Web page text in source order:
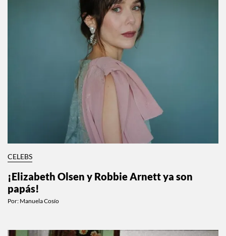
CELEBS
¡Elizabeth Olsen y Robbie Arnett ya son
papás!
Por: Manuela Cosío